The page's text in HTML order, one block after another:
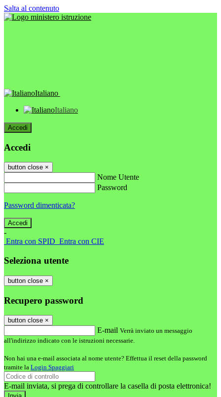
Salta al contenuto
Italiano
Italiano
Accedi
Accedi
button close ×
Nome Utente
Password
Password dimenticata?
-
Entra con SPID Entra con CIE
Seleziona utente
button close ×
Recupero password
button close ×
E-mail Verrà inviato un messaggio
all'indirizzo indicato con le istruzioni necessarie.
Non hai una e-mail associata al nome utente? Effettua il reset della password
tramite la Login Spaggiari
E-mail inviata, si prega di controllare la casella di posta elettronica!